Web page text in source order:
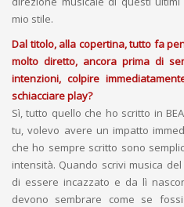
mio stile.
Dal titolo, alla copertina, tutto fa
molto diretto, ancora prima di
intenzioni, colpire
schiacciare play?
Sì, tutto quello che ho scritto in
tu, volevo avere un impatto
che ho sempre scritto sono
intensità. Quando scrivi musica
di essere incazzato e da lì
devono sembrare come se